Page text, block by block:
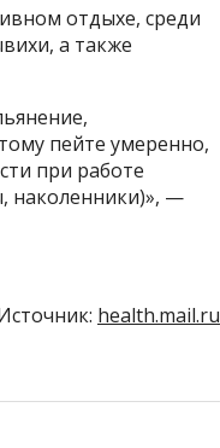
отдыхе, среди
а также
пейте умеренно,
при работе
наколенники)», —
health.mail.ru